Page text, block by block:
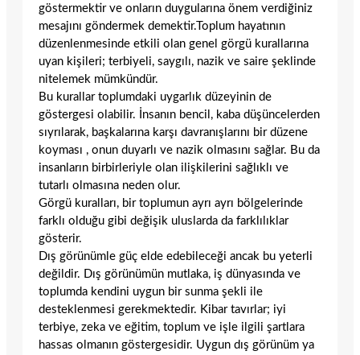
göstermektir ve onların duygularına önem verdiğiniz
mesajını göndermek demektir.Toplum hayatının
düzenlenmesinde etkili olan genel görgü kurallarına
uyan kişileri; terbiyeli, saygılı, nazik ve saire şeklinde
nitelemek mümkündür.
Bu kurallar toplumdaki uygarlık düzeyinin de
göstergesi olabilir. İnsanın bencil, kaba düşüncelerden
sıyrılarak, başkalarına karşı davranışlarını bir düzene
koyması , onun duyarlı ve nazik olmasını sağlar. Bu da
insanların birbirleriyle olan ilişkilerini sağlıklı ve
tutarlı olmasına neden olur.
Görgü kuralları, bir toplumun ayrı ayrı bölgelerinde
farklı olduğu gibi değişik uluslarda da farklılıklar
gösterir.
Dış görünümle güç elde edebileceği ancak bu yeterli
değildir. Dış görünümün mutlaka, iş dünyasında ve
toplumda kendini uygun bir sunma şekli ile
desteklenmesi gerekmektedir. Kibar tavırlar; iyi
terbiye, zeka ve eğitim, toplum ve işle ilgili şartlara
hassas olmanın göstergesidir. Uygun dış görünüm ya